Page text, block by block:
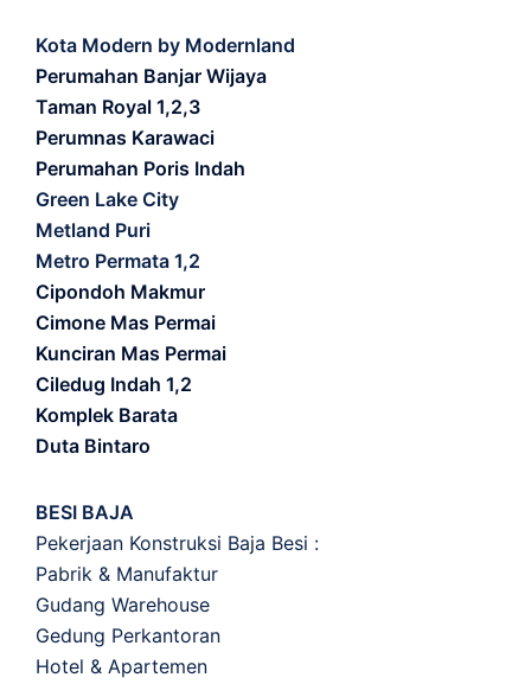
Kota Modern by Modernland
Perumahan Banjar Wijaya
Taman Royal 1,2,3
Perumnas Karawaci
Perumahan Poris Indah
Green Lake City
Metland Puri
Metro Permata 1,2
Cipondoh Makmur
Cimone Mas Permai
Kunciran Mas Permai
Ciledug Indah 1,2
Komplek Barata
Duta Bintaro
BESI BAJA
Pekerjaan Konstruksi Baja Besi :
Pabrik & Manufaktur
Gudang Warehouse
Gedung Perkantoran
Hotel & Apartemen